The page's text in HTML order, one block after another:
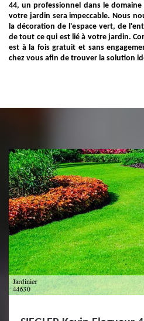
44, un professionnel dans le
votre jardin sera impeccable. Nous
la décoration de l'espace vert, de
de tout ce qui est lié à votre jardin.
est à la fois gratuit et sans
chez vous afin de trouver la solution